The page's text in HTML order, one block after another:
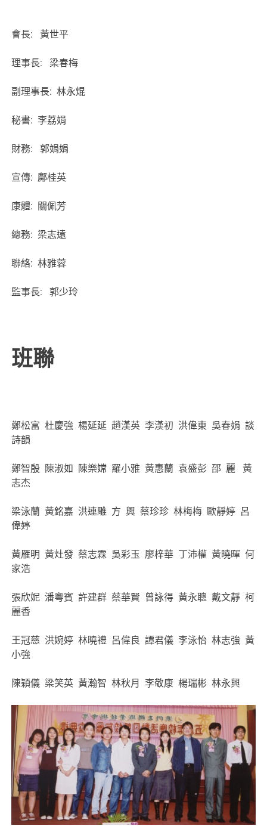
會長: 黃世平
理事長: 梁春梅
副理事長: 林永焜
秘書: 李荔娟
財務: 郭娟娟
宣傳: 鄺桂英
康體: 關佩芳
總務: 梁志遠
聯絡: 林雅蓉
監事長: 郭少玲
班聯
鄭松富 杜慶強 楊延延 趙漢英 李漢初 洪偉東 吳春娟 談
詩韻
鄭智殷 陳淑如 陳樂嫦 羅小雅 黃惠蘭 袁盛彭 邵 麗 黃
志杰
梁泳蘭 黃銘嘉 洪連雕 方 興 蔡珍珍 林梅梅 歐靜婷 呂
偉婷
黃雁明 黃灶發 蔡志霖 吳彩玉 廖梓華 丁沛權 黃曉暉 何
家浩
張欣妮 潘粵賓 許建群 蔡華賢 曾詠得 黃永聰 戴文靜 柯
麗香
王冠慈 洪婉婷 林曉禮 呂偉良 譚君儀 李泳怡 林志強 黃
小強
陳穎儀 梁笑英 黃瀚智 林秋月 李敬康 楊瑞彬 林永興